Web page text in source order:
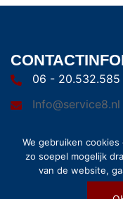
06 - 20.532.585
Info@service8.nl
We gebruiken
zo soepel mogelijk
van de website,